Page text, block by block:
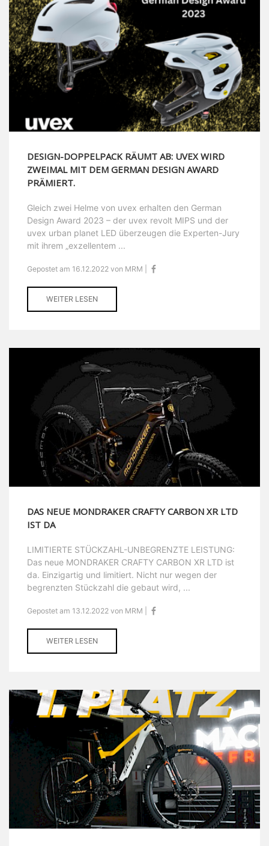
DESIGN-DOPPELPACK RÄUMT AB: UVEX WIRD
ZWEIMAL MIT DEM GERMAN DESIGN AWARD
PRÄMIERT.
Gleich zwei Helme von uvex erhalten den German
Design Award 2023 – der uvex revolt MIPS und der
uvex urban planet LED überzeugen die Experten-Jury
mit ihrem „exzellentem ...
Gepostet am 16.12.2022 von MRM |
WEITER LESEN
DAS NEUE MONDRAKER CRAFTY CARBON XR LTD
IST DA
LIMITIERTE STÜCKZAHL-UNBEGRENZTE LEISTUNG:
Das neue MONDRAKER CRAFTY CARBON XR LTD ist
da. Einzigartig und limitiert. Nicht nur wegen der
begrenzten Stückzahl die gebaut wird, ...
Gepostet am 13.12.2022 von MRM |
WEITER LESEN